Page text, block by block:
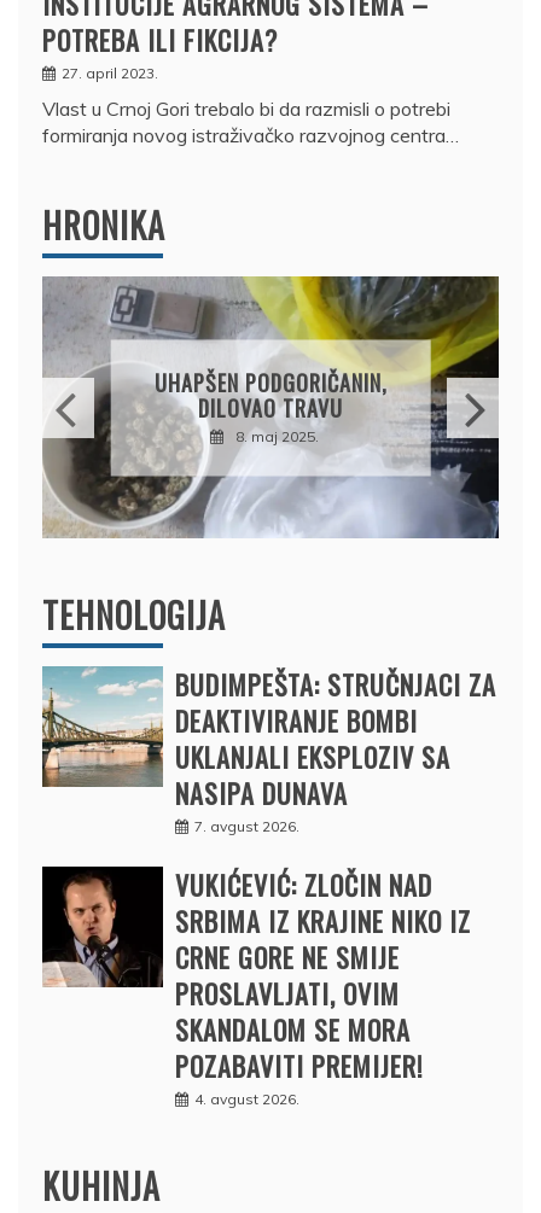
POTREBA ILI FIKCIJA?
27. april 2023.
Vlast u Crnoj Gori trebalo bi da razmisli o potrebi
formiranja novog istraživačko razvojnog centra…
HRONIKA
DRŽAVLJANIN RUSIJE
OSUMNJIČEN DA JE
PRODAO TUĐI BMW,
DRŽAVU NAPUSTIO
BRODOM
12. februar 2025.
TEHNOLOGIJA
BUDIMPEŠTA: STRUČNJACI ZA
DEAKTIVIRANJE BOMBI
UKLANJALI EKSPLOZIV SA
NASIPA DUNAVA
7. avgust 2026.
VUKIĆEVIĆ: ZLOČIN NAD
SRBIMA IZ KRAJINE NIKO IZ
CRNE GORE NE SMIJE
PROSLAVLJATI, OVIM
SKANDALOM SE MORA
POZABAVITI PREMIJER!
4. avgust 2026.
KUHINJA